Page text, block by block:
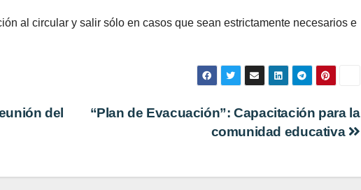
al circular y salir sólo en casos que sean estrictamente necesarios e
“Plan de Evacuación”: Capacitación para la
comunidad educativa
del